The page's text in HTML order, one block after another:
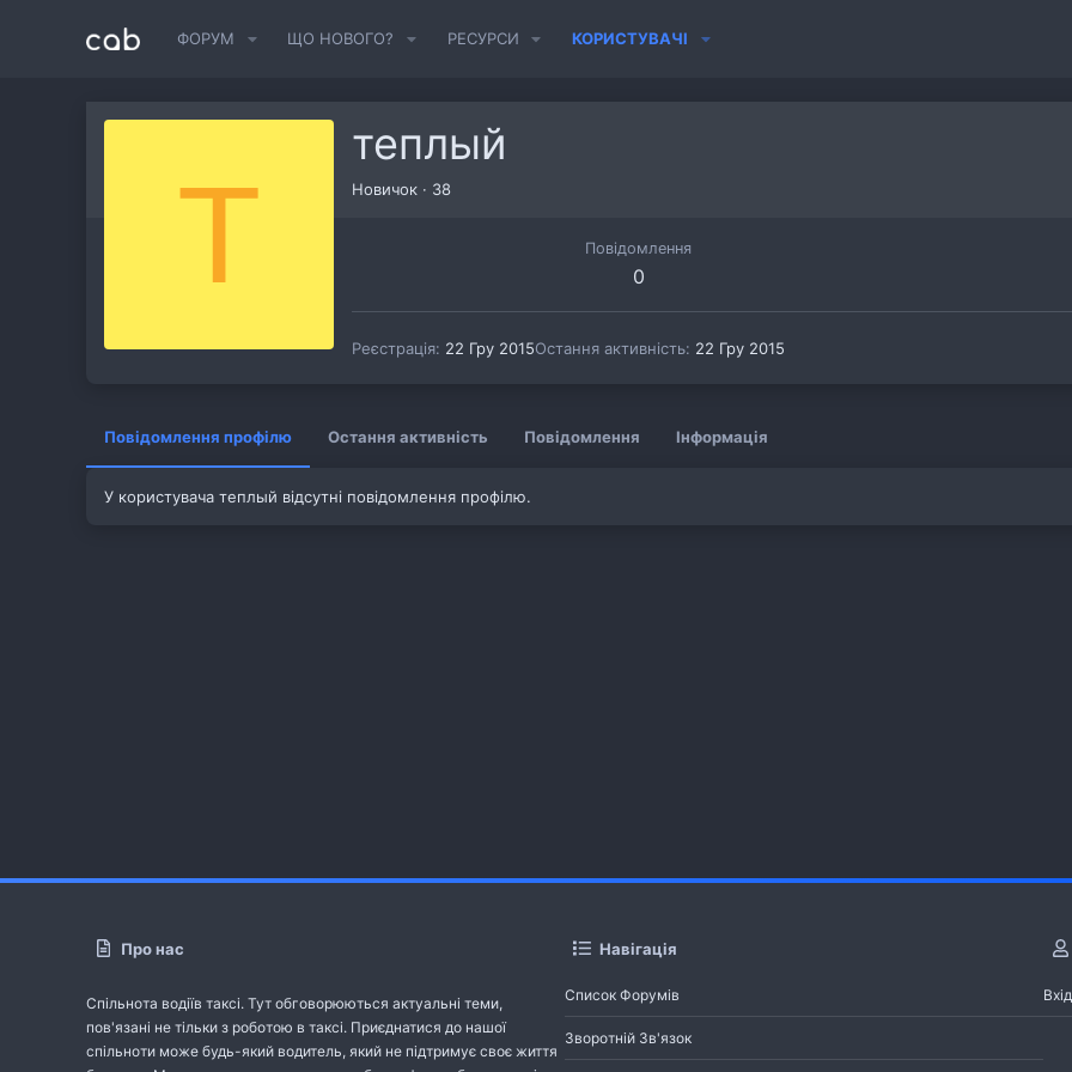
ФОРУМ ЩО НОВОГО? РЕСУРСИ КОРИСТУВАЧІ
Т
теплый
Новичок · 38
Повідомлення
0
Реєстрація 22 Гру 2015Остання активність 22 Гру 2015
Повідомлення профілю Остання активність Повідомлення Інформація
У користувача теплый відсутні повідомлення профілю.
Про нас
Спільнота водіїв таксі. Тут обговорюються актуальні теми,
пов'язані не тільки з роботою в таксі. Приєднатися до нашої
спільноти може будь-який водитель, який не підтримує своє життя
Навігація
Список Форумів
Зворотній Зв'язок
Вхід